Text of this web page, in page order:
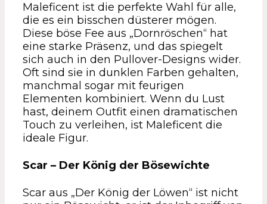
Maleficent ist die perfekte Wahl für alle,
die es ein bisschen düsterer mögen.
Diese böse Fee aus „Dornröschen“ hat
eine starke Präsenz, und das spiegelt
sich auch in den Pullover-Designs wider.
Oft sind sie in dunklen Farben gehalten,
manchmal sogar mit feurigen
Elementen kombiniert. Wenn du Lust
hast, deinem Outfit einen dramatischen
Touch zu verleihen, ist Maleficent die
ideale Figur.
Scar – Der König der Bösewichte
Scar aus „Der König der Löwen“ ist nicht